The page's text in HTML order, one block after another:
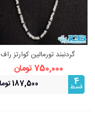
گردنبند تورمالین کوارتز راف
چیپسی
750,000 تومان
4
قسط 187,500 تومان